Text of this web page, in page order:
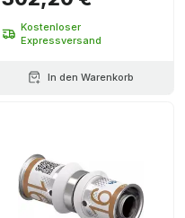
Kostenloser
Expressversand
In den Warenkorb